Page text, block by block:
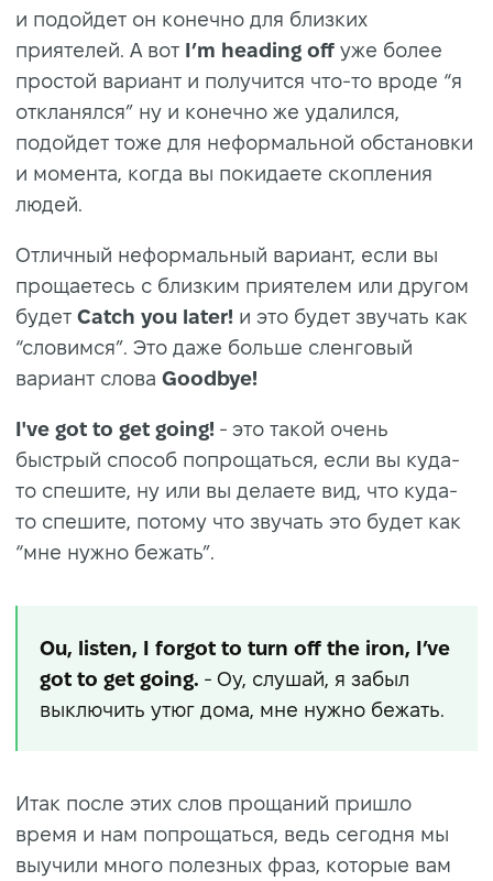
и подойдет он конечно для близких
приятелей. А вот I’m heading off уже более
простой вариант и получится что-то вроде “я
откланялся” ну и конечно же удалился,
подойдет тоже для неформальной обстановки
и момента, когда вы покидаете скопления
людей.
Отличный неформальный вариант, если вы
прощаетесь с близким приятелем или другом
будет Catch you later! и это будет звучать как
“словимся”. Это даже больше сленговый
вариант слова Goodbye!
I've got to get going! - это такой очень
быстрый способ попрощаться, если вы куда-
то спешите, ну или вы делаете вид, что куда-
то спешите, потому что звучать это будет как
“мне нужно бежать”.
Ou, listen, I forgot to turn off the iron, I’ve
got to get going. - Оу, слушай, я забыл
выключить утюг дома, мне нужно бежать.
Итак после этих слов прощаний пришло
время и нам попрощаться, ведь сегодня мы
выучили много полезных фраз, которые вам